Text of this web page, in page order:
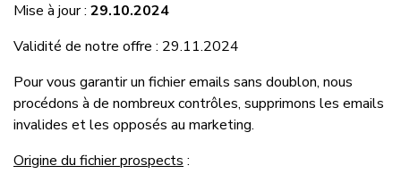
Mise à jour : 29.10.2024
Validité de notre offre : 29.11.2024
Pour vous garantir un fichier emails sans doublon, nous
procédons à de nombreux contrôles, supprimons les emails
invalides et les opposés au marketing.
Origine du fichier prospects :